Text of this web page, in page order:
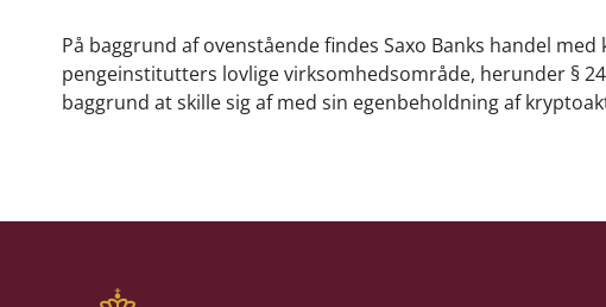
På baggrund af ovenstående findes Saxo Banks handel
pengeinstitutters lovlige virksomhedsområde, herunder §
baggrund at skille sig af med sin egenbeholdning af